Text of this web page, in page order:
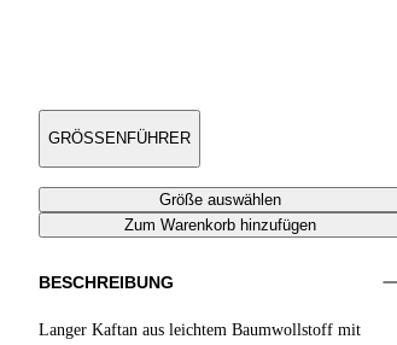
GRÖSSENFÜHRER
Größe auswählen
Zum Warenkorb hinzufügen
BESCHREIBUNG
Langer Kaftan aus leichtem Baumwollstoff mit